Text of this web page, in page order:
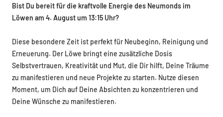
Bist Du bereit für die kraftvolle Energie des Neumonds im
Löwen am 4. August um 13:15 Uhr?
Diese besondere Zeit ist perfekt für Neubeginn, Reinigung und
Erneuerung. Der Löwe bringt eine zusätzliche Dosis
Selbstvertrauen, Kreativität und Mut, die Dir hilft, Deine Träume
zu manifestieren und neue Projekte zu starten. Nutze diesen
Moment, um Dich auf Deine Absichten zu konzentrieren und
Deine Wünsche zu manifestieren.